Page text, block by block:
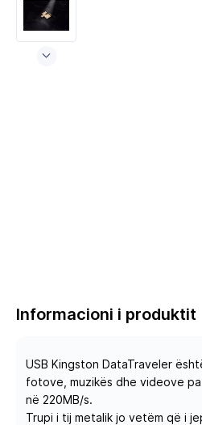
Informacioni i produktit
USB Kingston DataTraveler
fotove, muzikës dhe videove
në 220MB/s.
Trupi i tij metalik jo vetëm që i